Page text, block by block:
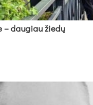
– dau­giau žie­dų